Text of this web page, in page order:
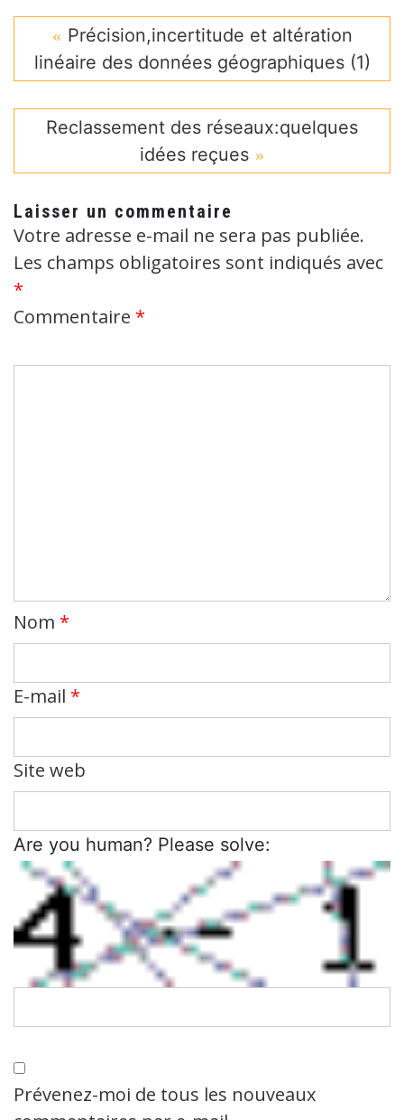
Précision,incertitude et altération
linéaire des données géographiques (1)
Reclassement des réseaux:quelques
idées reçues
Laisser un commentaire
Votre adresse e-mail ne sera pas publiée.
Les champs obligatoires sont indiqués avec
*
Commentaire *
Nom *
E-mail *
Site web
Are you human? Please solve:
Prévenez-moi de tous les nouveaux